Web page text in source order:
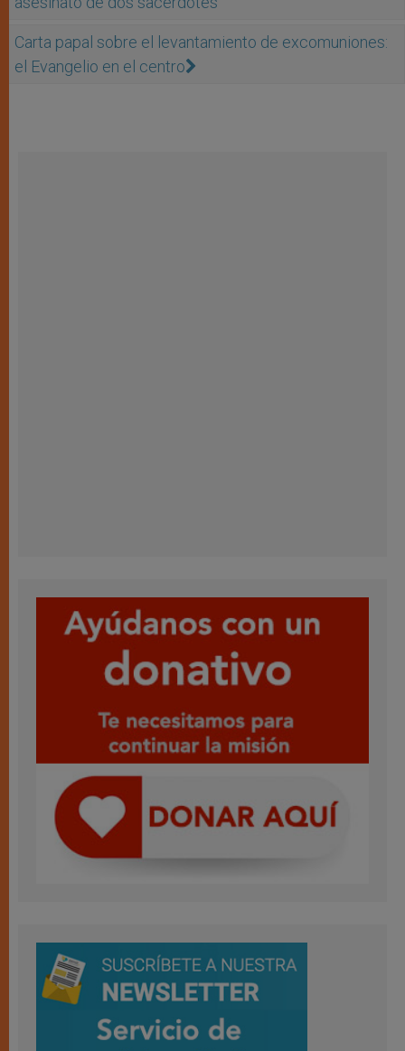
Carta papal sobre el levantamiento de excomuniones:
el Evangelio en el centro